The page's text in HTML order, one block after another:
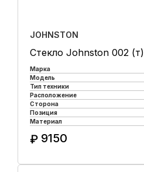
JOHNSTON
Стекло Johnston 002 (т)
Марка
Модель
Тип техники
Расположение
Сторона
Позиция
Материал
₽ 9150